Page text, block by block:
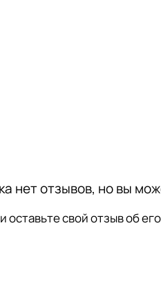
нет отзывов, но вы
оставьте свой отзыв об